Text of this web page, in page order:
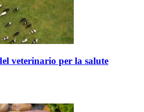
veterinario per la salute